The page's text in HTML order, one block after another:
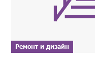
Ремонт и дизайн